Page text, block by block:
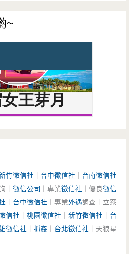
~
竹徵信社 台中徵信社
台南徵信社
｜徵信公司 ｜專業徵信社 ｜優良徵信
台中徵信社 ｜專業外遇調查｜立案
信社 ｜桃園徵信社 ｜新竹徵信社
台
徵信社 ｜抓姦 台北徵信社 ｜天狼星